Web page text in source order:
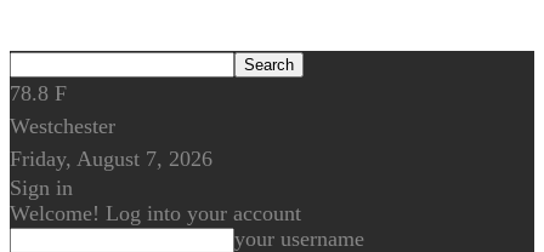
78.8 F
Westchester
Friday, August 7, 2026
Sign in
Welcome! Log into your account
your username